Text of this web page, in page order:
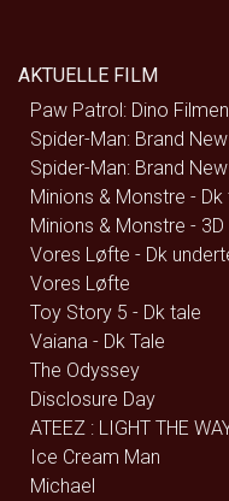
AKTUELLE FILM
Paw Patrol: Dino Filmen
Spider-Man: Brand
Spider-Man: Brand
Minions & Monstre - Dk
Minions & Monstre - 3D
Vores Løfte - Dk
Vores Løfte
Toy Story 5 - Dk tale
Vaiana - Dk Tale
The Odyssey
Disclosure Day
ATEEZ : LIGHT THE
Ice Cream Man
Michael